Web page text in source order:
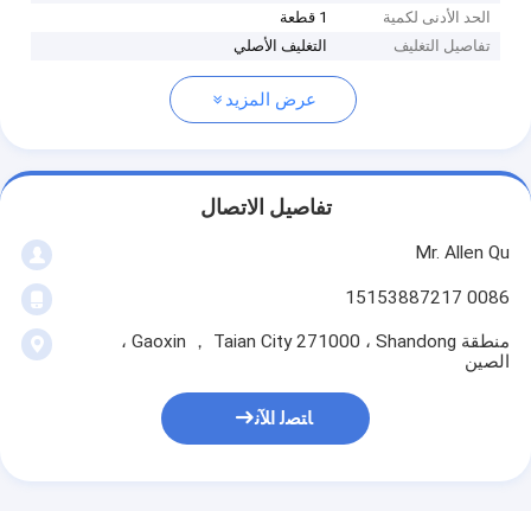
الحد الأدنى لكمية
1 قطعة
تفاصيل التغليف
التغليف الأصلي
عرض المزيد
تفاصيل الاتصال
Mr. Allen Qu
0086 15153887217
منطقة Gaoxin ， Taian City 271000 ، Shandong ،
الصين
ﺎﺘﺼﻟ ﺍﻶﻧ